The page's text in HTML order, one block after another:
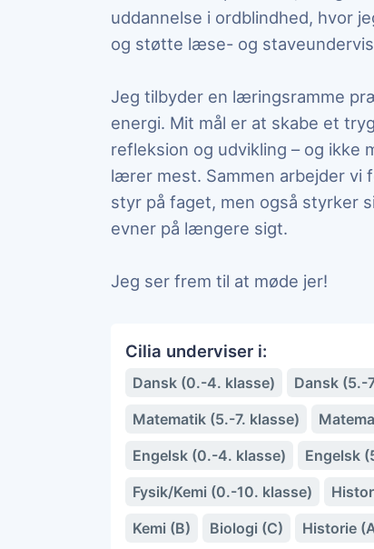
uddannelse i ordblindhed, hvor
og støtte læse- og
Jeg tilbyder en læringsramme
energi. Mit mål er at skabe et
refleksion og udvikling – og ikke
lærer mest. Sammen arbejder vi
styr på faget, men også styrker
evner på længere sigt.
Jeg ser frem til at møde jer!
Cilia underviser i:
Dansk (0.-4. klasse) Dansk (5.-
Matematik (5.-7. klasse)
Engelsk (0.-4. klasse)
Engelsk
Fysik/Kemi (0.-10. klasse)
Kemi (B)
Biologi (C) Historie